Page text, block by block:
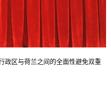
政区与荷兰之间的全面性避免双重